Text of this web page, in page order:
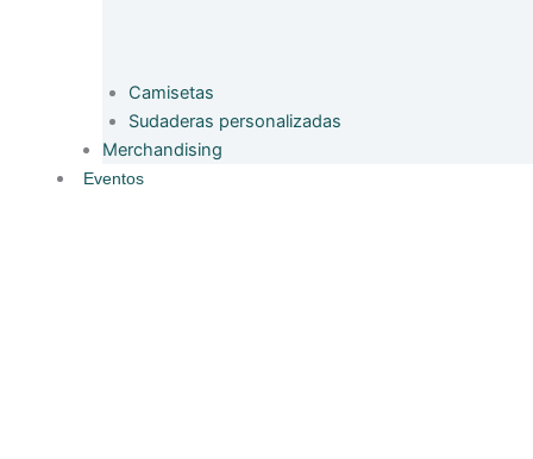
Camisetas
Sudaderas personalizadas
Merchandising
Eventos